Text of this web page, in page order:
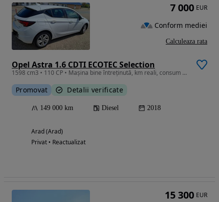
Opel Astra 1.6 CDTI ECOTEC Selection
1598 cm3 • 110 CP • Mașina bine întreținută, km reali, consum redus, încălzire scaune.
Promovat Detalii verificate
149 000 km Diesel 2018
Arad (Arad)
Privat • Reactualizat
7 000 EUR
Conform mediei
Calculeaza rata
15 300 EUR